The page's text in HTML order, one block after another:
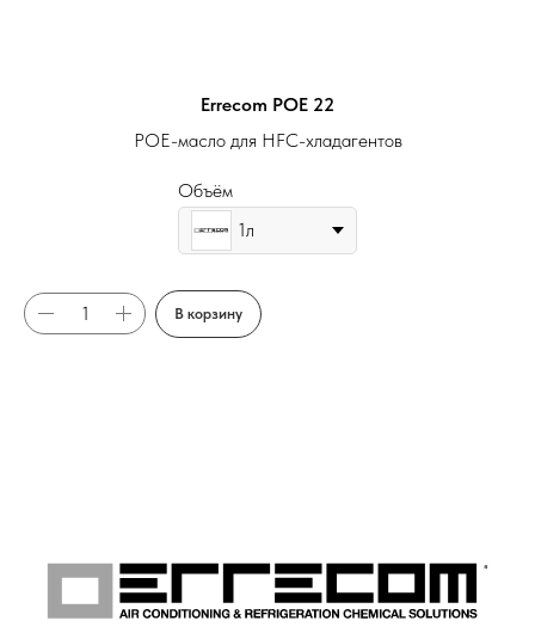
Errecom POE 22
POE-масло для HFC-хладагентов
Объём
1л
В корзину